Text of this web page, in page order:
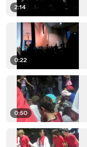
2:14
0:22
0:50